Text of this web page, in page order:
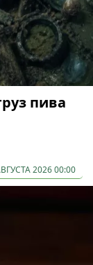
пива
2026 00:00